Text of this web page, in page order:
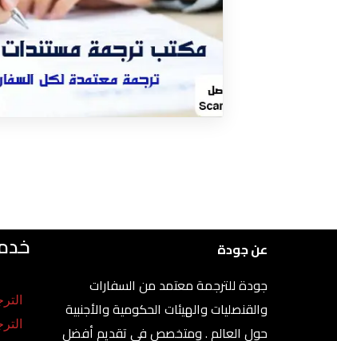
عن جودة
جودة للترجمة معتمد من السفارات
والقنصليات والهيئات الحكومية والأجنبية
حول العالم . ومتخصص في تقديم أفضل